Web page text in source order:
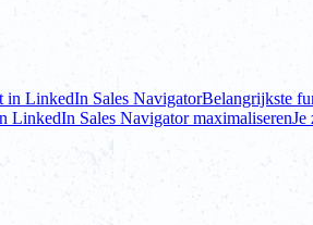
in LinkedIn Sales NavigatorBelangrijkste
LinkedIn Sales Navigator maximaliserenJe